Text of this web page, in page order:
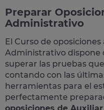
Preparar
Administrativo
El Curso de oposiciones
Administrativo dispone
superar las pruebas
contando con las
herramientas para el
perfectamente